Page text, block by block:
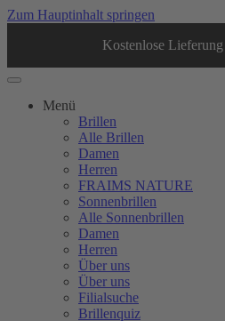
Zum Hauptinhalt springen
Kostenlose
Menü
Brillen
Alle Brillen
Damen
Herren
FRAIMS NATURE
Sonnenbrillen
Alle Sonnenbrillen
Damen
Herren
Über uns
Über uns
Filialsuche
Brillenquiz